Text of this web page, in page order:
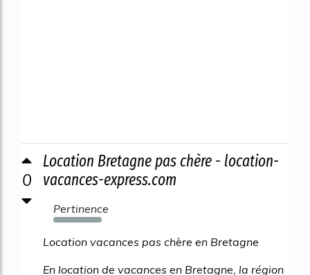
0
Location Bretagne pas chère - location-
vacances-express.com
Pertinence
1879%
Location vacances pas chère en Bretagne
En location de vacances en Bretagne, la région